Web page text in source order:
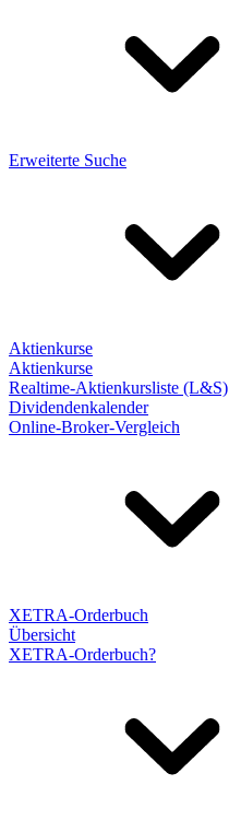
Erweiterte Suche
Aktienkurse
Aktienkurse
Realtime-Aktienkursliste (L&S)
Dividendenkalender
Online-Broker-Vergleich
XETRA-Orderbuch
Übersicht
XETRA-Orderbuch?